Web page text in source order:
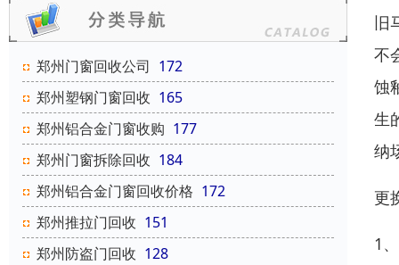
郑州门窗回收公司 172
郑州塑钢门窗回收 165
郑州铝合金门窗收购 177
郑州门窗拆除回收 184
郑州铝合金门窗回收价格 172
郑州推拉门回收 151
郑州防盗门回收 128
旧
不
蚀
生
纳
更
1